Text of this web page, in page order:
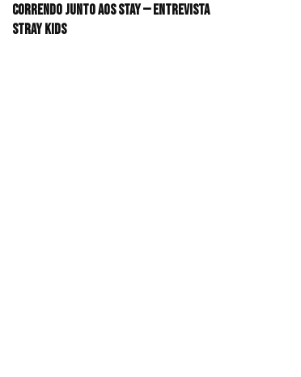
correndo junto aos STAY — Entrevista
Stray Kids